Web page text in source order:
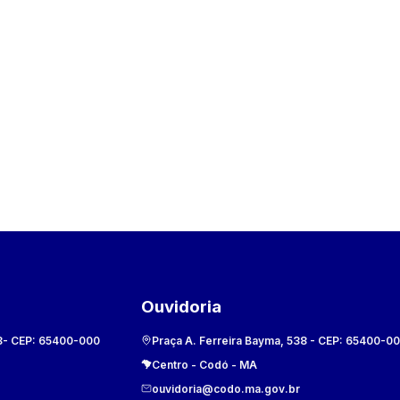
- CEP: 65400-000
Ouvidoria
Praça A. Ferreira Bayma, 538- CEP: 65400-
Centro - Codó - MA
ouvidoria@codo.ma.gov.br